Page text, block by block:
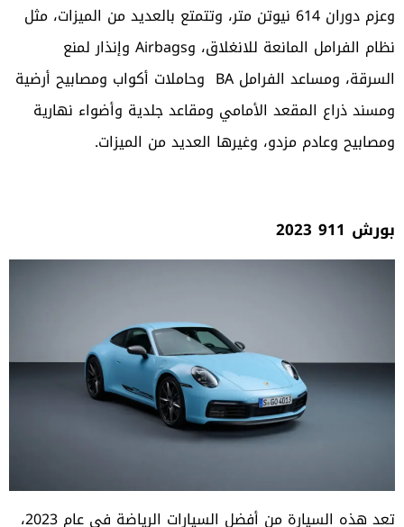
وعزم دوران 614 نيوتن متر، وتتمتع بالعديد من الميزات، مثل
نظام الفرامل المانعة للانغلاق، وAirbags وإنذار لمنع
السرقة، ومساعد الفرامل BA وحاملات أكواب ومصابيح أرضية
ومسند ذراع المقعد الأمامي ومقاعد جلدية وأضواء نهارية
ومصابيح وعادم مزدو، وغيرها العديد من الميزات.
بورش 911 2023
تعد هذه السيارة من أفضل السيارات الرياضة في عام 2023،